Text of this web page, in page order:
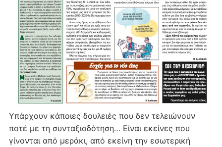
Υπάρχουν κάποιες δουλειές που δεν τελειώνουν
ποτέ με τη συνταξιοδότηση… Είναι εκείνες που
γίνονται από μεράκι, από εκείνη την εσωτερική